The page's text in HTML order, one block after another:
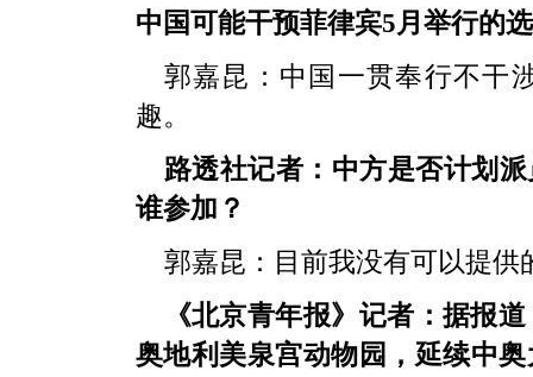
中国可能干预菲律宾5月举行的
郭嘉昆：中国一贯奉行不干
趣。
路透社记者：中方是否计划
谁参加？
郭嘉昆：目前我没有可以提供
《北京青年报》记者：据报
奥地利美泉宫动物园，延续中